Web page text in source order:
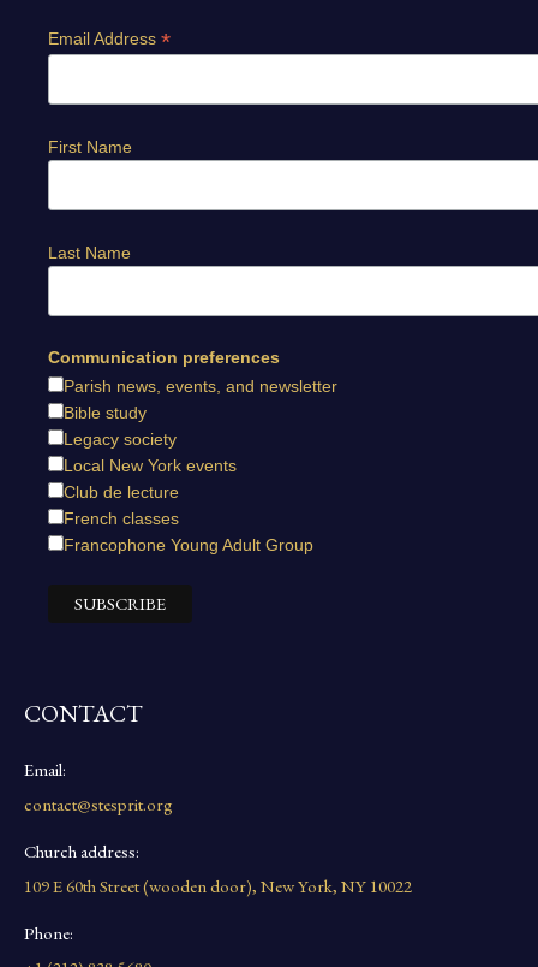
Email Address *
First Name
Last Name
Communication preferences
Parish news, events, and newsletter
Bible study
Legacy society
Local New York events
Club de lecture
French classes
Francophone Young Adult Group
CONTACT
Email:
contact@stesprit.org
Church address:
109 E 60th Street (wooden door), New York, NY 10022
Phone: